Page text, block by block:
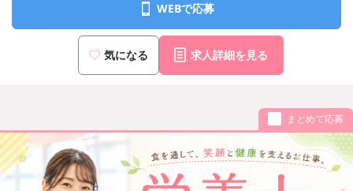
WEBで応募
気になる 求人詳細を見る
まとめて応募